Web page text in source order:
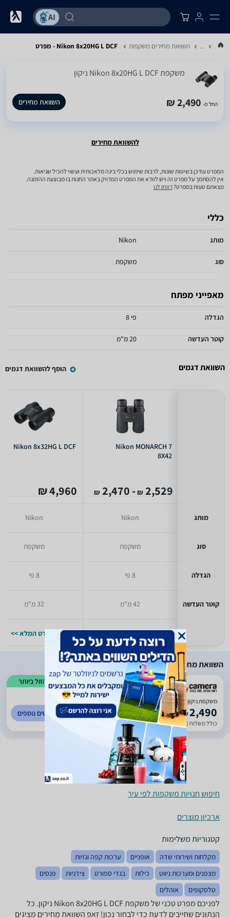
... השוואת מחירים משקפות Nikon 8x20HG L DCF - מפרט
משקפת Nikon 8x20HG L DCF ניקון
החל מ- 2,490 ₪ השוואת מחירים
להשוואת מחירים
המפרט עודכן בשיטות שונות, לרבות שימוש בכלי בינה מלאכותית ועשוי להכיל שגיאות.
אין להסתמך על מפרט זה ויש לוודא את המפרט המדויק באתר החנות בו מבוצעת ההזמנה.
מצאתם טעות במפרט?דווחו לנו
כללי
מותג Nikon
סוג משקפת
מאפייני מפתח
הגדלה 8 פי
קוטר העדשה 20 מ"מ
השוואת דגמים הוסף להשוואת דגמים
מותג
סוג
הגדלה
קוטר העדשה
Nikon MONARCH 7
8X42
2,529
₪
- 2,470
₪
Nikon
משקפת
8 פי
42 מ"מ
למפרט המלא >>
Nikon 8x32HG L DCF
4,960 ₪
Nikon
משקפת
8 פי
32 מ"מ
למפרט המלא >>
השוואת מחירים
הזול ביותר
3.4
(
473
)
משקפת ניקון Nikon 8x20hg L Dcf - יבואן רשמי - יבואן רשמי
₪2,490
כולל משלוח (20 ₪) עד 7 ימי עסקים
לפרטים נוספים
חיפוש חנויות משקפות לפי עיר
ארכיון מוצרים
קטגוריות משלימות
מקלחות ושירותי שדה אופניים
ערכות קפה וגזיות
מצפנים ומערכות ניווט
כילות בגדי ספורט צידניות
פנסים
טלסקופים
אוהלים
לפניכם מפרט טכני של משקפת Nikon 8x20HG L DCF ניקון. כל
הנתונים שחייבים לדעת כדי לבחור נכון! זאפ השוואת מחירים מציגים